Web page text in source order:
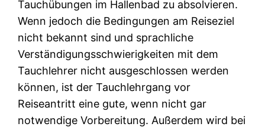
Tauchübungen im Hallenbad zu absolvieren.
Wenn jedoch die Bedingungen am Reiseziel
nicht bekannt sind und sprachliche
Verständigungsschwierigkeiten mit dem
Tauchlehrer nicht ausgeschlossen werden
können, ist der Tauchlehrgang vor
Reiseantritt eine gute, wenn nicht gar
notwendige Vorbereitung. Außerdem wird bei